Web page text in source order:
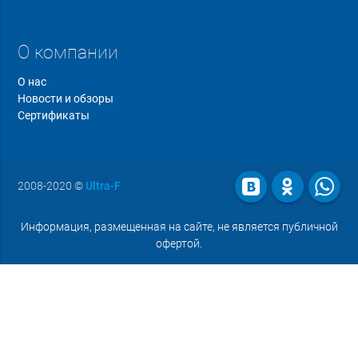
О компании
О нас
Новости и обзоры
Сертификаты
2008-2020 © Ultra-F
Информация, размещенная на сайте, не является публичной
офертой.